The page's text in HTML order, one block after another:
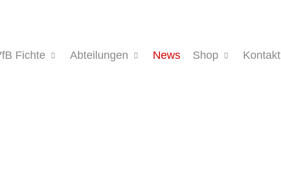
Fichte Abteilungen News Shop Kontakt